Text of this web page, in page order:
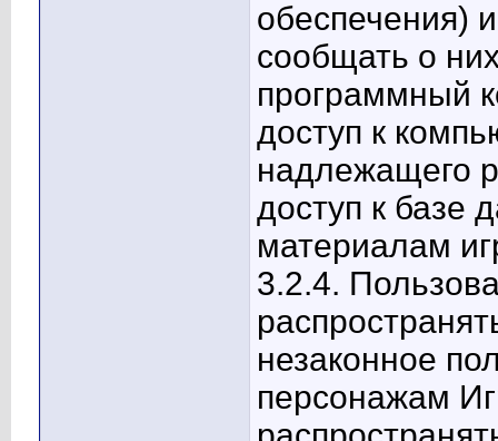
обеспечения)
сообщать о
программный
доступ к
надлежащего
доступ к базе
материалам
3.2.4.
незаконное
персонажам